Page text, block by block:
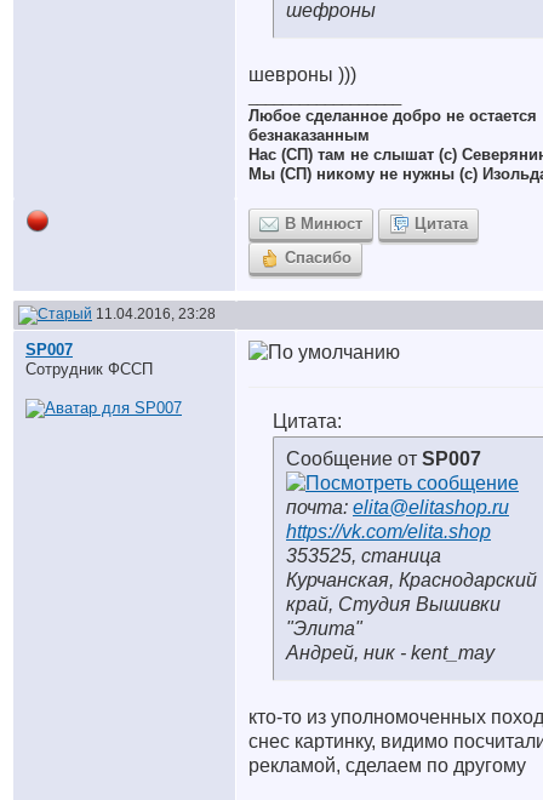
шефроны
шевроны )))
Любое сделанное добро не остается
безнаказанным
Нас (СП) там не слышат (с)
Мы (СП) никому не нужны (с)
В Минюст
Цитата
Спасибо
11.04.2016, 23:28
SP007
Сотрудник ФССП
Цитата:
Сообщение от SP007
почта: elita@elitashop.ru
https://vk.com/elita.shop
353525, станица
Курчанская, Краснодарский
край, Студия Вышивки
"Элита"
Андрей, ник - kent_may
кто-то из уполномоченных
снес картинку, видимо
рекламой, сделаем по другому